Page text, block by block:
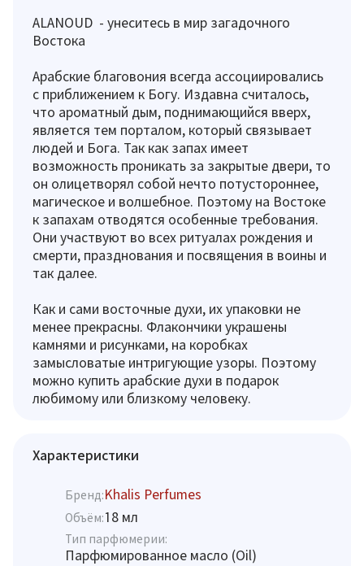
ALANOUD - унеситесь в мир загадочного
Востока
Арабские благовония всегда ассоциировались
с приближением к Богу. Издавна считалось,
что ароматный дым, поднимающийся вверх,
является тем порталом, который связывает
людей и Бога. Так как запах имеет
возможность проникать за закрытые двери, то
он олицетворял собой нечто потустороннее,
магическое и волшебное. Поэтому на Востоке
к запахам отводятся особенные требования.
Они участвуют во всех ритуалах рождения и
смерти, празднования и посвящения в воины и
так далее.
Как и сами восточные духи, их упаковки не
менее прекрасны. Флакончики украшены
камнями и рисунками, на коробках
замысловатые интригующие узоры. Поэтому
можно купить арабские духи в подарок
любимому или близкому человеку.
Характеристики
Бренд:Khalis Perfumes
Объём:18 мл
Тип парфюмерии:
Парфюмированное масло (Oil)